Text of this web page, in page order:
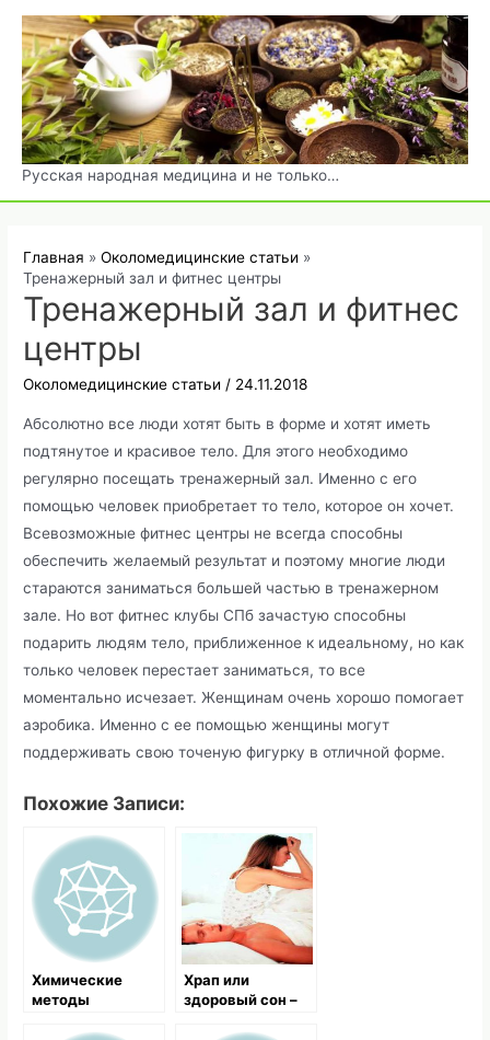
Перейти
содержимому
Русская народная медицина и не только…
Главная
Околомедицинские статьи
Тренажерный зал и фитнес центры
Тренажерный зал и фитнес
центры
Околомедицинские статьи / 24.11.2018
Абсолютно все люди хотят быть в форме и хотят иметь
подтянутое и красивое тело. Для этого необходимо
регулярно посещать тренажерный зал. Именно с его
помощью человек приобретает то тело, которое он хочет.
Всевозможные фитнес центры не всегда способны
обеспечить желаемый результат и поэтому многие люди
стараются заниматься большей частью в тренажерном
зале. Но вот фитнес клубы СПб зачастую способны
подарить людям тело, приближенное к идеальному, но как
только человек перестает заниматься, то все
моментально исчезает. Женщинам очень хорошо помогает
аэробика. Именно с ее помощью женщины могут
поддерживать свою точеную фигурку в отличной форме.
Похожие Записи:
Химические
методы
Храп или
здоровый сон –